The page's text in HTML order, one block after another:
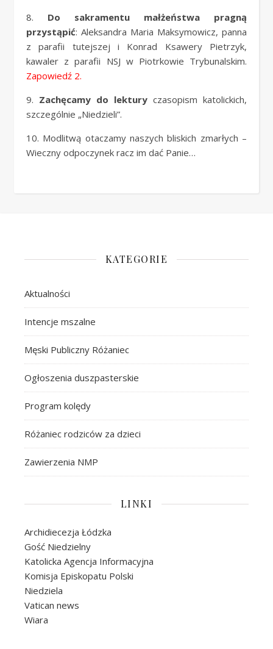
8. Do sakramentu małżeństwa pragną
przystąpić: Aleksandra Maria Maksymowicz, panna
z parafii tutejszej i Konrad Ksawery Pietrzyk,
kawaler z parafii NSJ w Piotrkowie Trybunalskim.
Zapowiedź 2.
9. Zachęcamy do lektury czasopism katolickich,
szczególnie „Niedzieli”.
10. Modlitwą otaczamy naszych bliskich zmarłych –
Wieczny odpoczynek racz im dać Panie…
KATEGORIE
Aktualności
Intencje mszalne
Męski Publiczny Różaniec
Ogłoszenia duszpasterskie
Program kolędy
Różaniec rodziców za dzieci
Zawierzenia NMP
LINKI
Archidiecezja Łódzka
Gość Niedzielny
Katolicka Agencja Informacyjna
Komisja Episkopatu Polski
Niedziela
Vatican news
Wiara